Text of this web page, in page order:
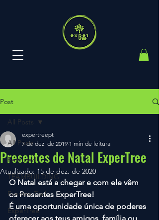
Post
All Posts
Featured
TEAMBUILDING
Eventos Trail
ExperTree
All Posts
Presentes de Natal ExperTree
expertreept
7 de dez. de 2019 1 min de leitura
Atualizado: 15 de dez. de 2020
O Natal está a chegar e com ele vêm
os Presentes ExperTree!
É uma oportunidade única de poderes